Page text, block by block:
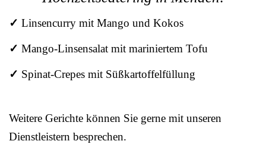
✓ Linsencurry mit Mango und Kokos
✓ Mango-Linsensalat mit mariniertem Tofu
✓ Spinat-Crepes mit Süßkartoffelfüllung
Weitere Gerichte können Sie gerne mit unseren
Dienstleistern besprechen.